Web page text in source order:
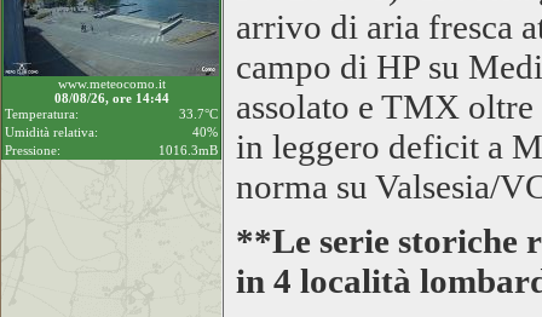
www.meteocomo.it
08/08/26, ore 14:44
Temperatura:
33.7°C
Umidità relativa:
40%
Pressione:
1016.3mB
arrivo di aria fresca
campo di HP su
assolato e TMX
in leggero deficit a
norma su Valsesia/
**Le serie storiche
in 4 località